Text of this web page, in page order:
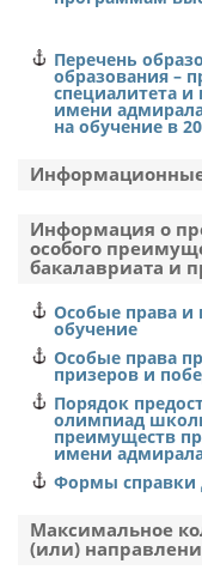
Водные пути,
Водные пути,
"Администрация
Водные пути,
Водные пути,
Эксплуатация
Перечень
образования –
специалитета
имени
на обучение в
Информация о
особого
бакалавриата и
Особые права и
обучение
Особые права
призеров и
Порядок
олимпиад
преимуществ
имени
Формы справки
Максимальное
(или)